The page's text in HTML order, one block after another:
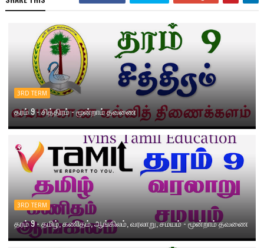
3RD TERM
தரம் 9 - சித்திரம் - மூன்றாம் தவணை
3RD TERM
தரம் 9 - தமிழ், கணிதம், ஆங்கிலம், வரலாறு, சமயம் - மூன்றாம் தவணை